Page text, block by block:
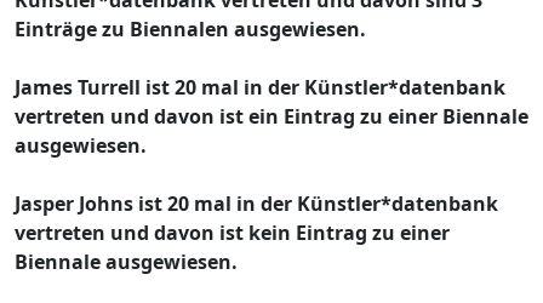
Einträge zu Biennalen ausgewiesen.
James Turrell ist 20 mal in der Künstler*datenbank
vertreten und davon ist ein Eintrag zu einer Biennale
ausgewiesen.
Jasper Johns ist 20 mal in der Künstler*datenbank
vertreten und davon ist kein Eintrag zu einer
Biennale ausgewiesen.